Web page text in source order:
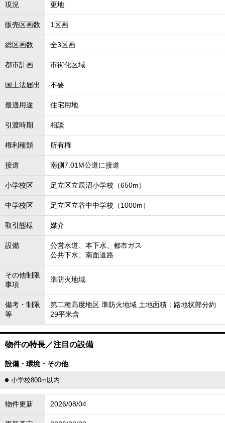
現況 更地
販売区画数 1区画
総区画数 全3区画
都市計画 市街化区域
国土法届出 不要
最適用途 住宅用地
引渡時期 相談
権利種類 所有権
接道 南側7.01M公道に接道
小学校区 足立区立辰沼小学校（650m）
中学校区 足立区立谷中中学校（1000m）
取引態様 媒介
設備
公営水道、本下水、都市ガス
公共下水、南面道路
その他制限
事項
準防火地域
備考・制限
等
第二種高度地区 準防火地域 土地面積：路地状部分約
29平米含
物件の特長／注目の設備
設備・環境・その他
小学校800m以内
物件更新 2026/08/04